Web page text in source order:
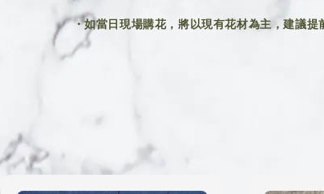
・如當日現場購花，將以現有花材為主，建議提